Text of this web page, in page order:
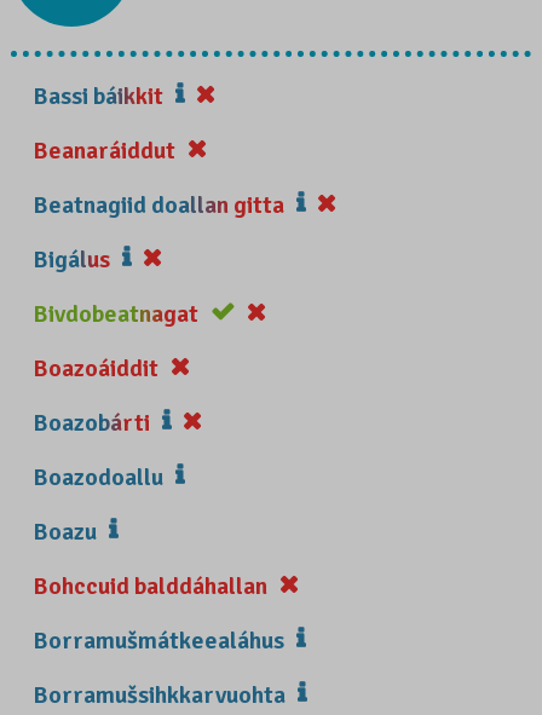
Bassi báikkit
Beanaráiddut
Beatnagiid doallan gitta
Bigálus
Bivdobeatnagat
Boazoáiddit
Boazobárti
Boazodoallu
Boazu
Bohccuid balddáhallan
Borramušmátkeealáhus
Borramušsihkkarvuohta